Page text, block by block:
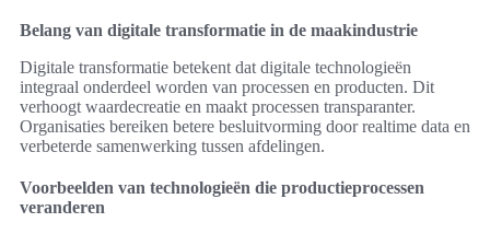
Belang van digitale transformatie in de maakindustrie
Digitale transformatie betekent dat digitale technologieën
integraal onderdeel worden van processen en producten. Dit
verhoogt waardecreatie en maakt processen transparanter.
Organisaties bereiken betere besluitvorming door realtime data en
verbeterde samenwerking tussen afdelingen.
Voorbeelden van technologieën die productieprocessen
veranderen